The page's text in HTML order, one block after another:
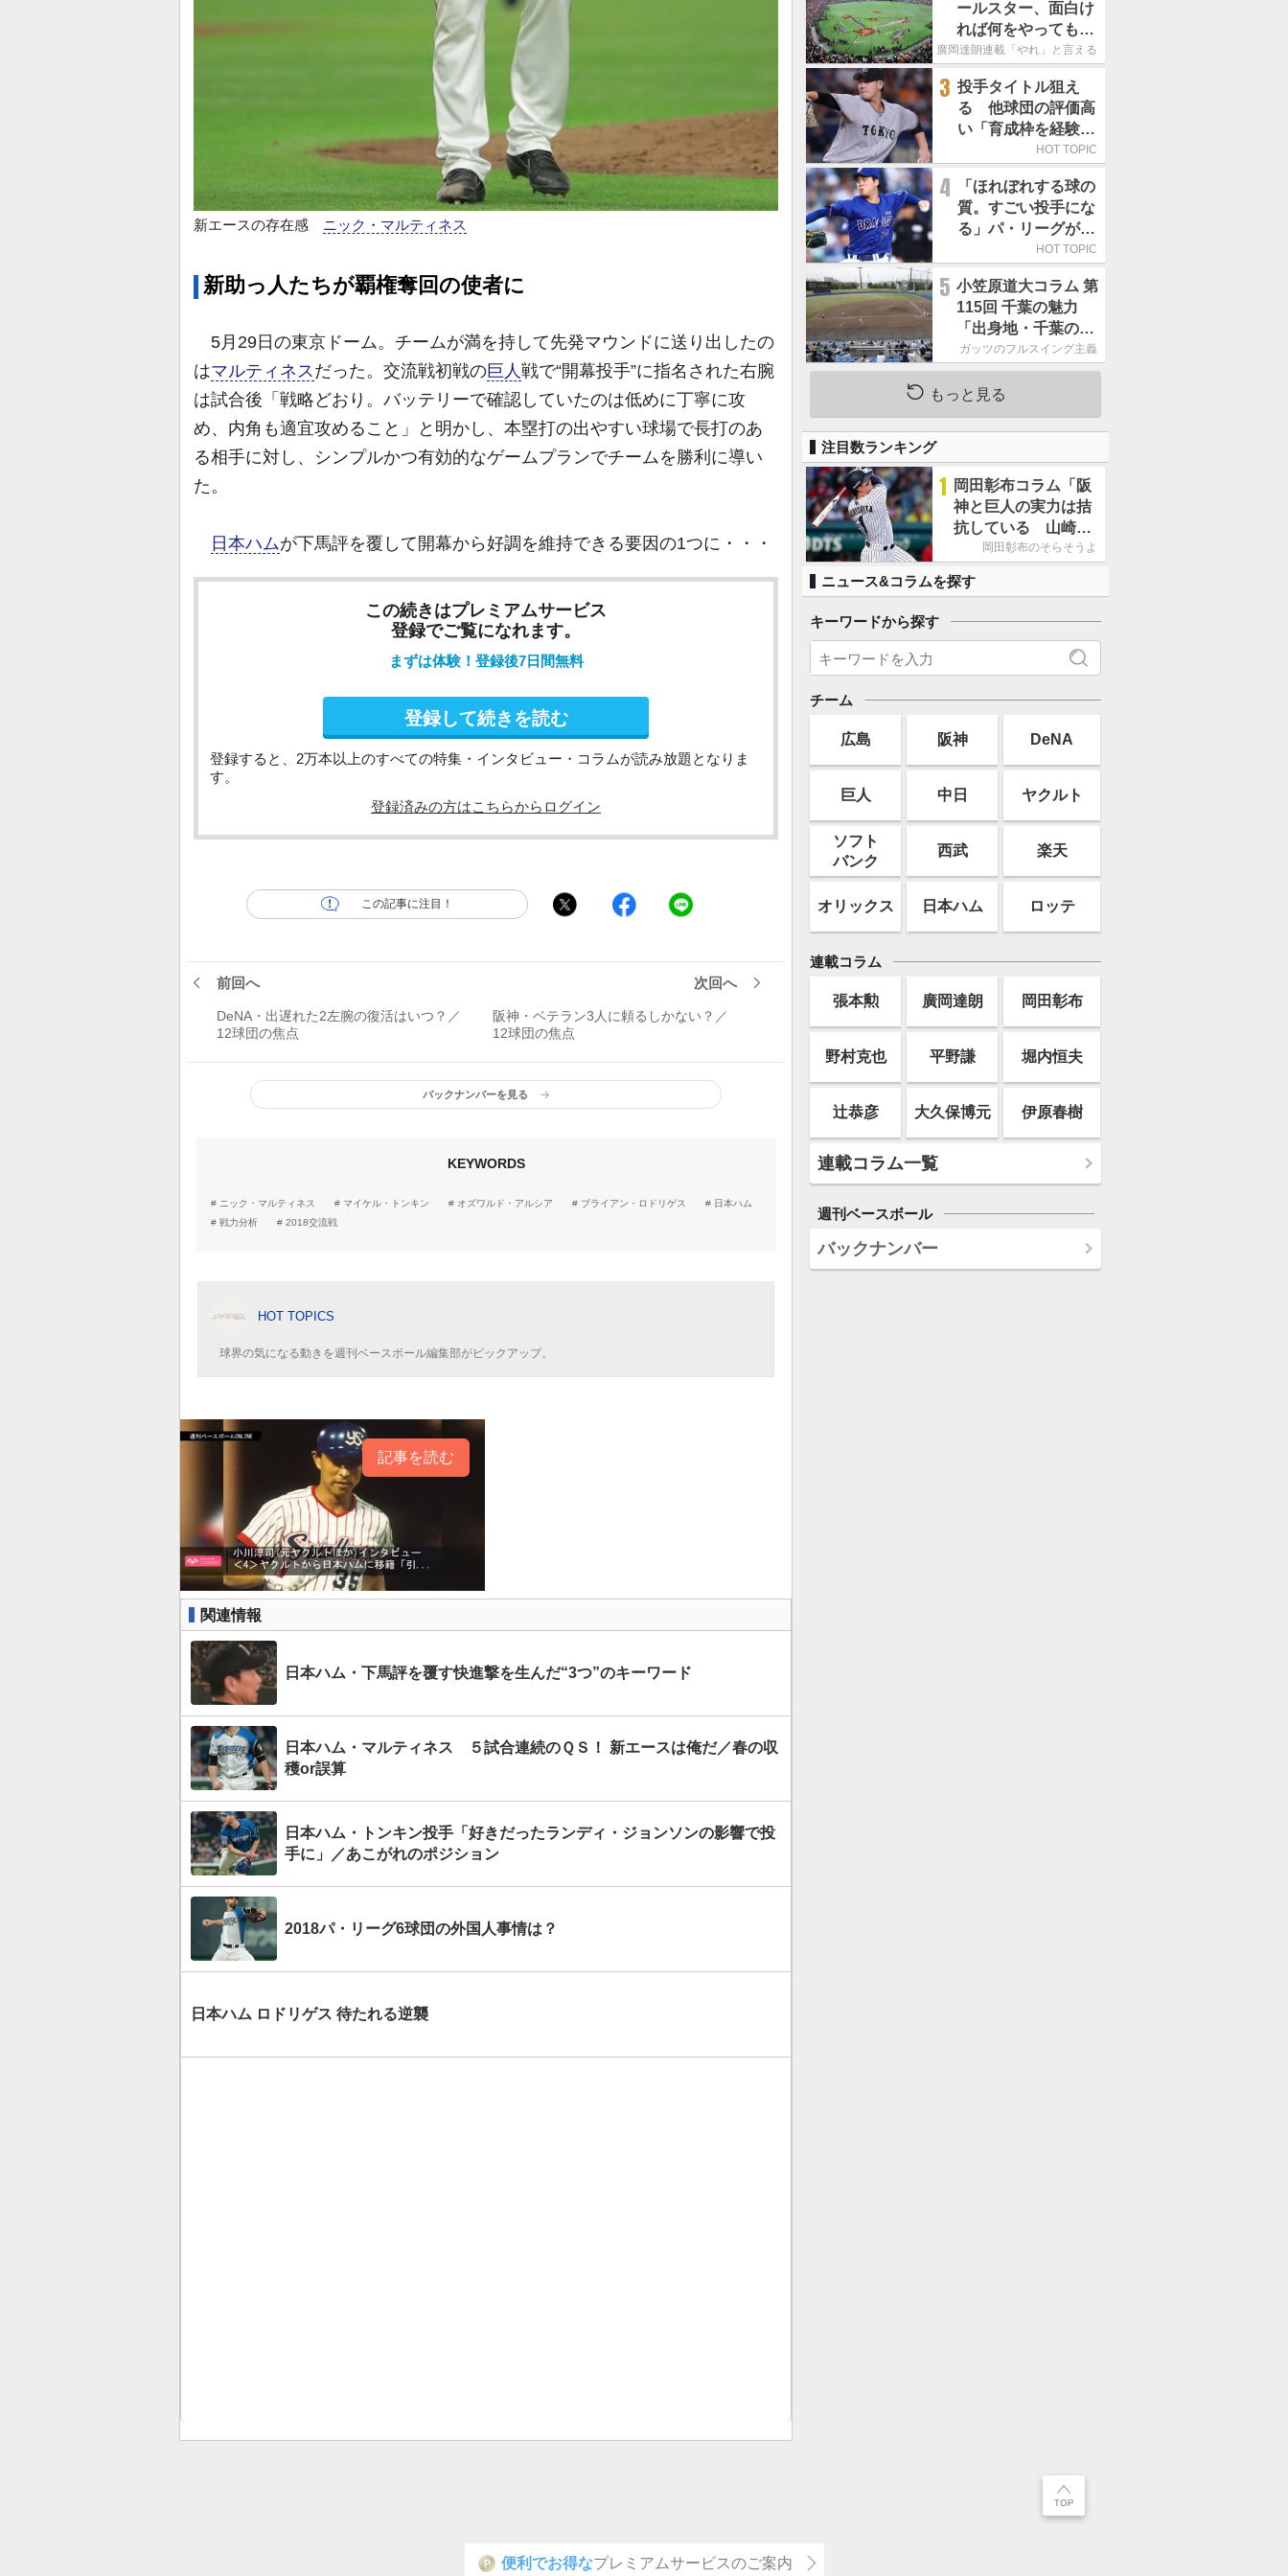
新エースの存在感 ニック・マルティネス
新助っ人たちが覇権奪回の使者に
5月29日の東京ドーム。チームが満を持して先発マウンドに送り出したの
はマルティネスだった。交流戦初戦の巨人戦で“開幕投手”に指名された右腕
は試合後「戦略どおり。バッテリーで確認していたのは低めに丁寧に攻
め、内角も適宜攻めること」と明かし、本塁打の出やすい球場で長打のあ
る相手に対し、シンプルかつ有効的なゲームプランでチームを勝利に導い
た。
日本ハムが下馬評を覆して開幕から好調を維持できる要因の1つに・・・
この続きはプレミアムサービス
登録でご覧になれます。
まずは体験！登録後7日間無料
登録して続きを読む
登録すると、2万本以上のすべての特集・インタビュー・コラムが読み放題となりま
す。
登録済みの方はこちらからログイン
この記事に注目！
前回へ
DeNA・出遅れた2左腕の復活はいつ？／
12球団の焦点
次回へ
阪神・ベテラン3人に頼るしかない？／
12球団の焦点
バックナンバーを見る
KEYWORDS
ニック・マルティネス マイケル・トンキン オズワルド・アルシア ブライアン・ロドリゲス
日本ハム
戦力分析
2018交流戦
HOT TOPICS
球界の気になる動きを週刊ベースボール編集部がピックアップ。
記事を読む
関連情報
日本ハム・下馬評を覆す快進撃を生んだ“3つ”のキーワード
日本ハム・マルティネス ５試合連続のＱＳ！ 新エースは俺だ／春の収
穫or誤算
日本ハム・トンキン投手「好きだったランディ・ジョンソンの影響で投
手に」／あこがれのポジション
2018パ・リーグ6球団の外国人事情は？
日本ハム ロドリゲス 待たれる逆襲
ールスター、面白け
れば何をやってもい
いという発想は大間
廣岡達朗連載「やれ」と言える信念
3 投手タイトル狙え
る 他球団の評価高
い「育成枠を経験し
た巨人の左腕」は
HOT TOPIC
4
「ほれぼれする球の
質。すごい投手にな
る」パ・リーグが驚
いた「中日の左腕」
HOT TOPIC
5 小笠原道大コラム 第
115回 千葉の魅力
「出身地・千葉の話
の続き。昔から野球
熱の高い土地柄で
す」
ガッツのフルスイング主義
もっと見る
注目数ランキング
1
岡田彰布コラム「阪
神と巨人の実力は拮
抗している 山崎、
小笠原の存在は大き
岡田彰布のそらそうよ
ニュース&コラムを探す
キーワードから探す
チーム
広島 阪神 DeNA
巨人 中日 ヤクルト
ソフト
バンク
西武 楽天
オリックス 日本ハム ロッテ
連載コラム
張本勲 廣岡達朗 岡田彰布
野村克也 平野謙 堀内恒夫
辻恭彦 大久保博元 伊原春樹
連載コラム一覧
週刊ベースボール
バックナンバー
P 便利でお得なプレミアムサービスのご案内